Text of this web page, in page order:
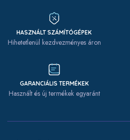
HASZNÁLT SZÁMÍTÓGÉPEK
Hihetetlenül kezdvezményes áron
GARANCIÁLIS TERMÉKEK
Használt és új termékek egyaránt